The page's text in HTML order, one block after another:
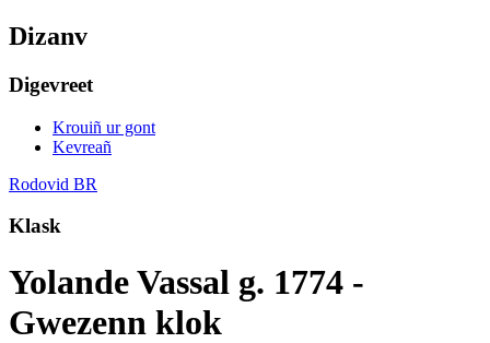
Dizanv
Digevreet
Krouiñ ur gont
Kevreañ
Rodovid BR
Klask
Yolande Vassal g. 1774 -
Gwezenn klok